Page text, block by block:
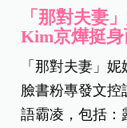
「那對夫妻
Kim京燁挺身
「那對夫妻」
臉書粉專發文控
語霸凌，包括：